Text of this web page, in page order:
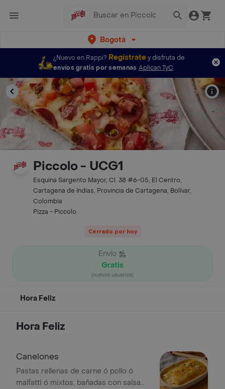
Bogotá
¿Nuevo en Rappi? Regístratey disfruta de
envíos gratis por semanas Aplican TyC
Piccolo - UCG1
Esquina Sargento Mayor, Cl. 38 #6-05, El Centro,
Cartagena de Indias, Provincia de Cartagena, Bolívar,
Colombia
Pizza - Piccolo
Cerrado por hoy
Envío
Gratis
(nuevos usuarios)
Hora Feliz
Hora Feliz
Canelones
Pastas rellenas de carne ó pollo ó
malfatti ó mixtos, bañadas con salsa